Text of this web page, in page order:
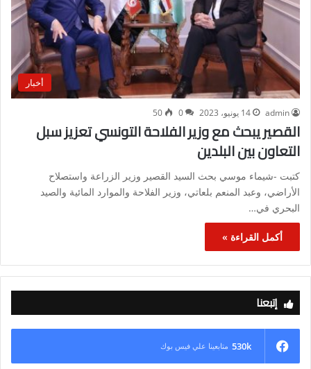
أخبار
admin 14 يونيو، 2023 0
50
القصير يبحث مع وزير الفلاحة التونسي تعزيز سبل
التعاون بين البلدين
كتبت -شيماء موسي بحث السيد القصير وزير الزراعة واستصلاح
الأراضي، وعبد المنعم بلعاتي، وزير الفلاحة والموارد المائية والصيد
البحري في…
أكمل القراءة »
إتبعنا
530k متابعينا علي فيس بوك